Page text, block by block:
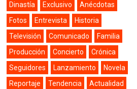
Dinastía
Exclusivo
Anécdotas
Fotos
Entrevista
Historia
Televisión
Comunicado
Familia
Producción
Concierto
Crónica
Seguidores
Lanzamiento
Novela
Reportaje
Tendencia
Actualidad